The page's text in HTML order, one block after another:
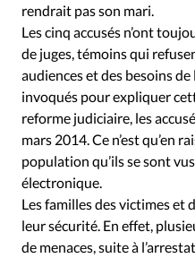
rendrait pas son mari.
Les cinq accusés n’ont
de juges, témoins qui
audiences et des besoins de
invoqués pour expliquer
reforme judiciaire, les
mars 2014. Ce n’est qu’en
population qu’ils se sont
électronique.
Les familles des victimes et
leur sécurité. En effet,
de menaces, suite à